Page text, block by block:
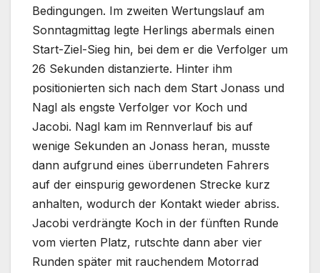
Bedingungen. Im zweiten Wertungslauf am
Sonntagmittag legte Herlings abermals einen
Start-Ziel-Sieg hin, bei dem er die Verfolger um
26 Sekunden distanzierte. Hinter ihm
positionierten sich nach dem Start Jonass und
Nagl als engste Verfolger vor Koch und
Jacobi. Nagl kam im Rennverlauf bis auf
wenige Sekunden an Jonass heran, musste
dann aufgrund eines überrundeten Fahrers
auf der einspurig gewordenen Strecke kurz
anhalten, wodurch der Kontakt wieder abriss.
Jacobi verdrängte Koch in der fünften Runde
vom vierten Platz, rutschte dann aber vier
Runden später mit rauchendem Motorrad